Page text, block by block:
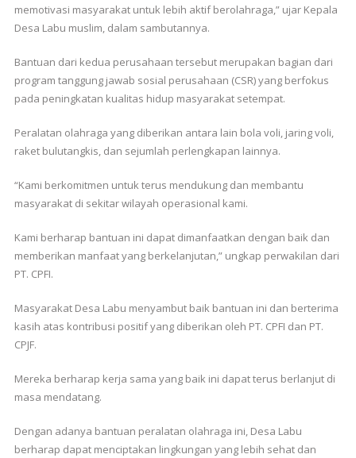
memotivasi masyarakat untuk lebih aktif berolahraga,” ujar Kepala
Desa Labu muslim, dalam sambutannya.
Bantuan dari kedua perusahaan tersebut merupakan bagian dari
program tanggung jawab sosial perusahaan (CSR) yang berfokus
pada peningkatan kualitas hidup masyarakat setempat.
Peralatan olahraga yang diberikan antara lain bola voli, jaring voli,
raket bulutangkis, dan sejumlah perlengkapan lainnya.
“Kami berkomitmen untuk terus mendukung dan membantu
masyarakat di sekitar wilayah operasional kami.
Kami berharap bantuan ini dapat dimanfaatkan dengan baik dan
memberikan manfaat yang berkelanjutan,” ungkap perwakilan dari
PT. CPFI.
Masyarakat Desa Labu menyambut baik bantuan ini dan berterima
kasih atas kontribusi positif yang diberikan oleh PT. CPFI dan PT.
CPJF.
Mereka berharap kerja sama yang baik ini dapat terus berlanjut di
masa mendatang.
Dengan adanya bantuan peralatan olahraga ini, Desa Labu
berharap dapat menciptakan lingkungan yang lebih sehat dan